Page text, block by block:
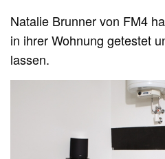
Natalie Brunner von FM4
in ihrer Wohnung getestet
lassen.